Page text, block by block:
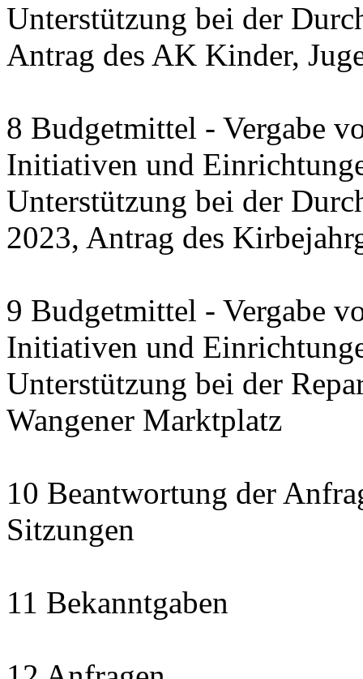
Unterstützung bei der
Antrag des AK Kinder,
8 Budgetmittel - Vergabe
Initiativen und
Unterstützung bei der
2023, Antrag des
9 Budgetmittel - Vergabe
Initiativen und
Unterstützung bei der
Wangener Marktplatz
10 Beantwortung der
Sitzungen
11 Bekanntgaben